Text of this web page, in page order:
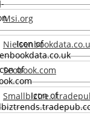
Msi.org
Seobook.com